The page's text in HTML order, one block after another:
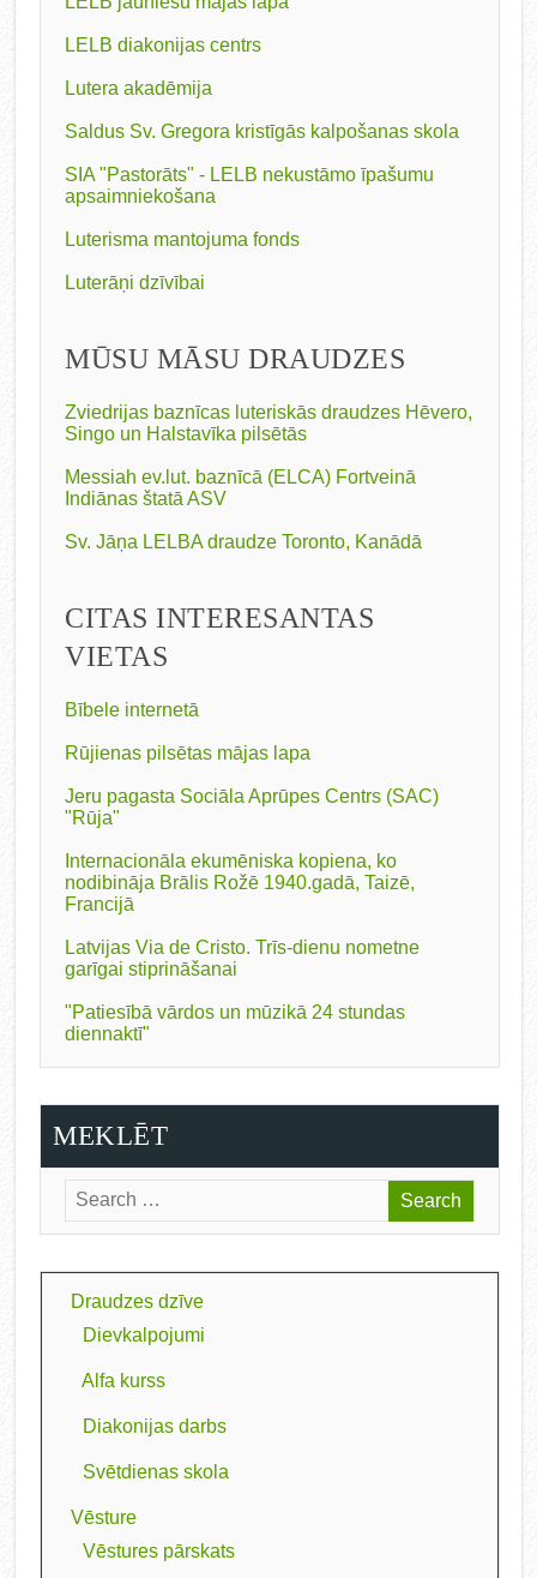
LELB diakonijas centrs
Lutera akadēmija
Saldus Sv. Gregora kristīgās kalpošanas skola
SIA "Pastorāts" - LELB nekustāmo īpašumu
apsaimniekošana
Luterisma mantojuma fonds
Luterāņi dzīvībai
MŪSU MĀSU DRAUDZES
Zviedrijas baznīcas luteriskās draudzes Hēvero,
Singo un Halstavīka pilsētās
Messiah ev.lut. baznīcā (ELCA) Fortveinā
Indiānas štatā ASV
Sv. Jāņa LELBA draudze Toronto, Kanādā
CITAS INTERESANTAS
VIETAS
Bībele internetā
Rūjienas pilsētas mājas lapa
Jeru pagasta Sociāla Aprūpes Centrs (SAC)
"Rūja"
Internacionāla ekumēniska kopiena, ko
nodibināja Brālis Rožē 1940.gadā, Taizē,
Francijā
Latvijas Via de Cristo. Trīs-dienu nometne
garīgai stiprināšanai
"Patiesībā vārdos un mūzikā 24 stundas
diennaktī"
MEKLĒT
Draudzes dzīve
Dievkalpojumi
Alfa kurss
Diakonijas darbs
Svētdienas skola
Vēsture
Vēstures pārskats